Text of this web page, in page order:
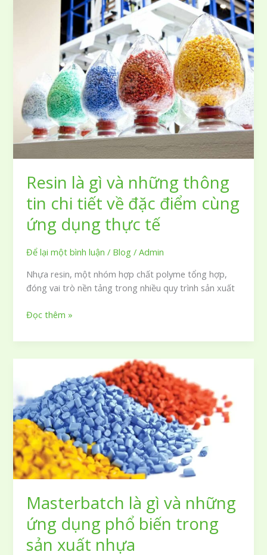
trong
đời
sống
hiện
nay
Resin là gì và những thông
tin chi tiết về đặc điểm cùng
ứng dụng thực tế
Để lại một bình luận / Blog /Admin
Nhựa resin, một nhóm hợp chất polyme tổng hợp,
đóng vai trò nền tảng trong nhiều quy trình sản xuất
Resin
gì
tin
chi
tiết
về
đặc
điểm
cùng
dụng
thực
tế
Đọc thêm »
Masterbatch là gì và những
ứng dụng phổ biến trong
sản xuất nhựa